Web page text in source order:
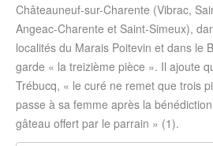
Châteauneuf-sur-Charente (Vibrac,
Angeac-Charente et Saint-Simeux),
localités du Marais Poitevin et dans le
garde « la treizième pièce ». Il ajoute
Trébucq, « le curé ne remet que trois
passe à sa femme après la bénédiction
gâteau offert par le parrain » (1).